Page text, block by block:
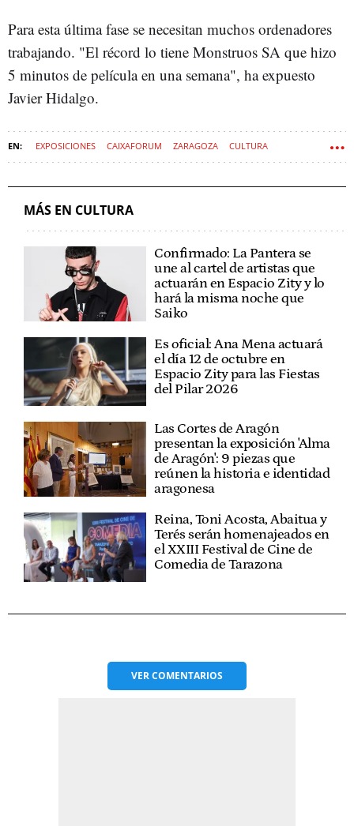
Para esta última fase se necesitan muchos ordenadores
trabajando. "El récord lo tiene Monstruos SA que hizo
5 minutos de película en una semana", ha expuesto
Javier Hidalgo.
EXPOSICIONES CAIXAFORUM ZARAGOZA CULTURA
MÁS EN CULTURA
Confirmado: La Pantera se
une al cartel de artistas que
actuarán en Espacio Zity y lo
hará la misma noche que
Saiko
Es oficial: Ana Mena actuará
el día 12 de octubre en
Espacio Zity para las Fiestas
del Pilar 2026
Las Cortes de Aragón
presentan la exposición 'Alma
de Aragón': 9 piezas que
reúnen la historia e identidad
aragonesa
Reina, Toni Acosta, Abaitua y
Terés serán homenajeados en
el XXIII Festival de Cine de
Comedia de Tarazona
VERCOMENTARIOS